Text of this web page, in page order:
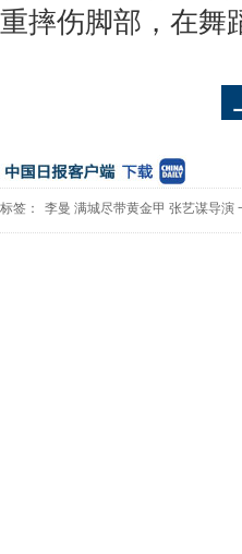
重摔伤脚部，在舞
标签： 李曼 满城尽带黄金甲 张艺谋导演